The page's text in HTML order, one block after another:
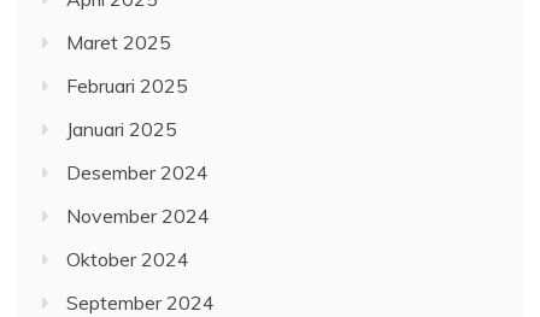
Maret 2025
Februari 2025
Januari 2025
Desember 2024
November 2024
Oktober 2024
September 2024